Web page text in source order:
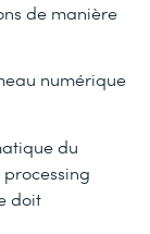
de manière
numérique
du
doit